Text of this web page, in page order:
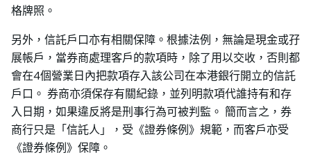
格牌照。
另外，信託戶口亦有相關保障。根據法例，無論是現金或孖
展帳戶，當券商處理客戶的款項時，除了用以交收，否則都
會在4個營業日內把款項存入該公司在本港銀行開立的信託
戶口。 券商亦須保存有關紀錄，並列明款項代誰持有和存
入日期，如果違反將是刑事行為可被判監。 簡而言之，券
商行只是「信託人」，受《證券條例》規範，而客戶亦受
《證券條例》保障。